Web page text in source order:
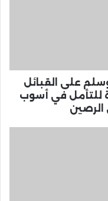
على القبائل
للتأمل في أسوب
الرصين